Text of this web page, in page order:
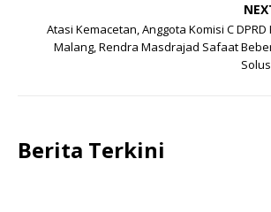
Atasi Kemacetan, Anggota Komisi C DPRD
Malang, Rendra Masdrajad Safaat
Berita Terkini